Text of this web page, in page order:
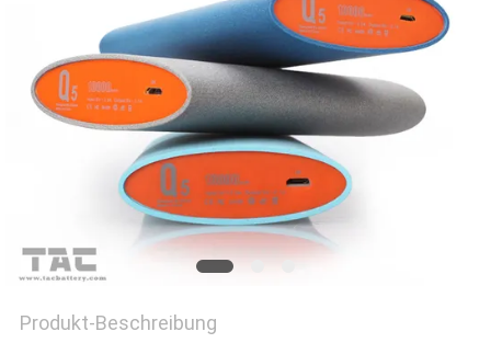
FORDERN
SIE EIN
ZITAT
SITEMAP
POLICY
Produkt-Beschreibung